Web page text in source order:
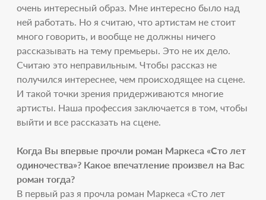
очень интересный образ. Мне интересно было над
ней работать. Но я считаю, что артистам не стоит
много говорить, и вообще не должны ничего
рассказывать на тему премьеры. Это не их дело.
Считаю это неправильным. Чтобы рассказ не
получился интереснее, чем происходящее на сцене.
И такой точки зрения придерживаются многие
артисты. Наша профессия заключается в том, чтобы
выйти и все рассказать на сцене.
Когда Вы впервые прочли роман Маркеса «Сто лет
одиночества»? Какое впечатление произвел на Вас
роман тогда?
В первый раз я прочла роман Маркеса «Сто лет